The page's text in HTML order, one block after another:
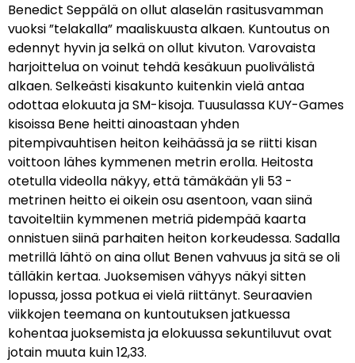
Benedict Seppälä on ollut alaselän rasitusvamman
vuoksi ”telakalla” maaliskuusta alkaen. Kuntoutus on
edennyt hyvin ja selkä on ollut kivuton. Varovaista
harjoittelua on voinut tehdä kesäkuun puolivälistä
alkaen. Selkeästi kisakunto kuitenkin vielä antaa
odottaa elokuuta ja SM-kisoja. Tuusulassa KUY-Games
kisoissa Bene heitti ainoastaan yhden
pitempivauhtisen heiton keihäässä ja se riitti kisan
voittoon lähes kymmenen metrin erolla. Heitosta
otetulla videolla näkyy, että tämäkään yli 53 -
metrinen heitto ei oikein osu asentoon, vaan siinä
tavoiteltiin kymmenen metriä pidempää kaarta
onnistuen siinä parhaiten heiton korkeudessa. Sadalla
metrillä lähtö on aina ollut Benen vahvuus ja sitä se oli
tälläkin kertaa. Juoksemisen vähyys näkyi sitten
lopussa, jossa potkua ei vielä riittänyt. Seuraavien
viikkojen teemana on kuntoutuksen jatkuessa
kohentaa juoksemista ja elokuussa sekuntiluvut ovat
jotain muuta kuin 12,33.